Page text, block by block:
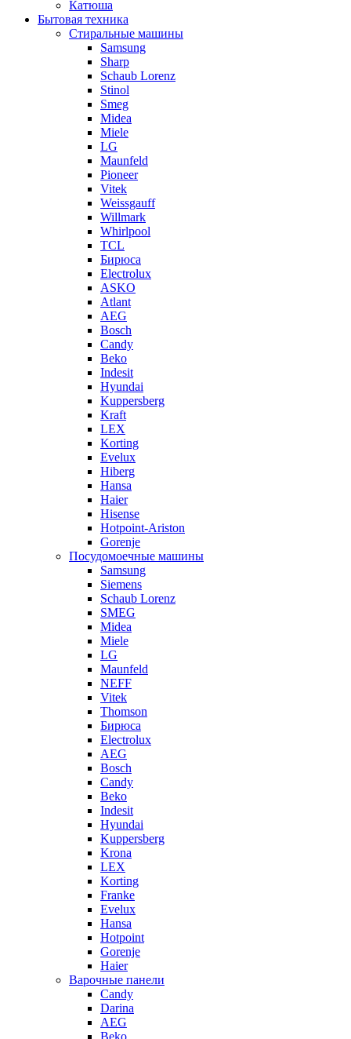
Катюша
Бытовая техника
Стиральные машины
Samsung
Sharp
Schaub Lorenz
Stinol
Smeg
Midea
Miele
LG
Maunfeld
Pioneer
Vitek
Weissgauff
Willmark
Whirlpool
TCL
Бирюса
Electrolux
ASKO
Atlant
AEG
Bosch
Candy
Beko
Indesit
Hyundai
Kuppersberg
Kraft
LEX
Korting
Evelux
Hiberg
Hansa
Haier
Hisense
Hotpoint-Ariston
Gorenje
Посудомоечные машины
Samsung
Siemens
Schaub Lorenz
SMEG
Midea
Miele
LG
Maunfeld
NEFF
Vitek
Thomson
Бирюса
Electrolux
AEG
Bosch
Candy
Beko
Indesit
Hyundai
Kuppersberg
Krona
LEX
Korting
Franke
Evelux
Hansa
Hotpoint
Gorenje
Haier
Варочные панели
Candy
Darina
AEG